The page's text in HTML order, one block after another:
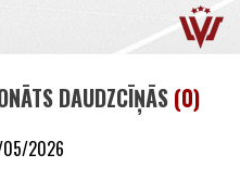
DAUDZCĪŅĀS (0)
2026